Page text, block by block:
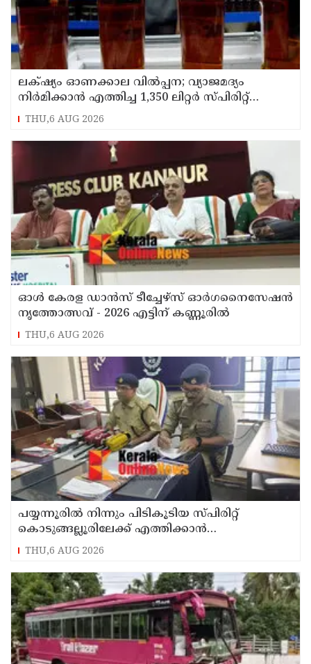
ലക്‌ഷ്യം ഓണക്കാല വിൽപ്പന; വ്യാജമദ്യം
നിർമിക്കാൻ എത്തിച്ച 1,350 ലിറ്റർ സ്പിരിറ്റ്
പിടികൂടി; രണ്ട് പേർ അറസ്റ്റിൽ
THU,6 AUG 2026
ഓൾ കേരള ഡാൻസ് ടീച്ചേഴ്സ് ഓർഗനൈസേഷൻ
നൃത്തോത്സവ് - 2026 എട്ടിന് കണ്ണൂരിൽ
THU,6 AUG 2026
പയ്യന്നൂരിൽ നിന്നും പിടികൂടിയ സ്പിരിറ്റ്
കൊടുങ്ങല്ലൂരിലേക്ക് എത്തിക്കാൻ
പദ്ധതിയിട്ടുവെന്ന് എക്സൈസ് ഡെപ്യൂട്ടി
THU,6 AUG 2026